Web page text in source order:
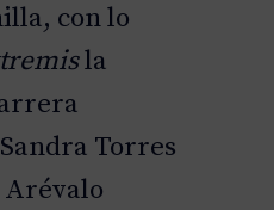
con lo
la
Torres
Arévalo